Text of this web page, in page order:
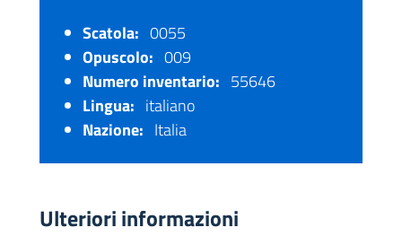
Scatola: 0055
Opuscolo: 009
Numero inventario: 55646
Lingua: italiano
Nazione: Italia
Ulteriori informazioni